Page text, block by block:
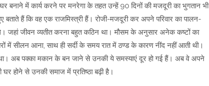
बनाने में कार्य करने पर मनरेगा के तहत उन्हें 90 दिनों की मजदूरी का भुगतान भी
हैं कि वह एक राजमिस्त्री हैं। रोजी-मजदूरी कर अपने परिवार का पालन-
जहां जीवन व्यतीत करना बहुत कठिन था। मौसम के अनुसार अनेक कष्टों का
में सीलन आना, साथ ही सर्दी के समय रात में ठण्ड के कारण नींद नहीं आती थी।
था। अब पक्का मकान के बन जाने से उनकी ये समस्याएं दूर हो गई हैं। अब वे अपने
होने से उनकी समाज में प्रतिष्ठा बढ़ी है।